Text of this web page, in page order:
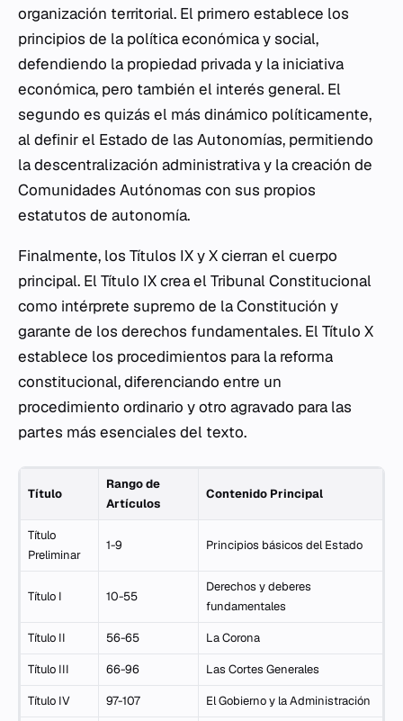
organización territorial. El primero establece los
principios de la política económica y social,
defendiendo la propiedad privada y la iniciativa
económica, pero también el interés general. El
segundo es quizás el más dinámico políticamente,
al definir el Estado de las Autonomías, permitiendo
la descentralización administrativa y la creación de
Comunidades Autónomas con sus propios
estatutos de autonomía.
Finalmente, los Títulos IX y X cierran el cuerpo
principal. El Título IX crea el Tribunal Constitucional
como intérprete supremo de la Constitución y
garante de los derechos fundamentales. El Título X
establece los procedimientos para la reforma
constitucional, diferenciando entre un
procedimiento ordinario y otro agravado para las
partes más esenciales del texto.
Título
Rango de
Artículos
Contenido Principal
Título
Preliminar
1-9 Principios básicos del Estado
Título I 10-55
Derechos y deberes
fundamentales
Título II 56-65 La Corona
Título III 66-96 Las Cortes Generales
Título IV 97-107 El Gobierno y la Administración